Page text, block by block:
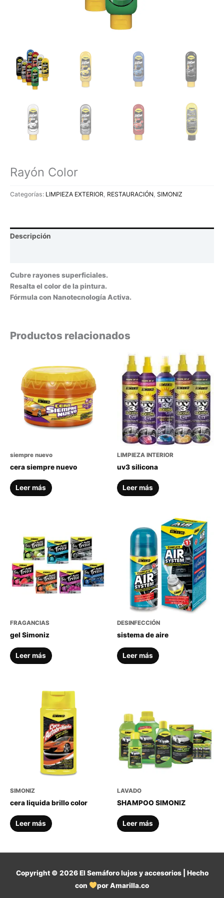
Rayón Color
Categorías: LIMPIEZA EXTERIOR RESTAURACIÓN SIMONIZ
Descripción
Cubre rayones superficiales.
Resalta el color de la pintura.
Fórmula con Nanotecnología Activa.
Productos relacionados
siempre nuevo
cera siempre nuevo
Leer más
LIMPIEZA INTERIOR
uv3 silicona
Leer más
FRAGANCIAS
gel Simoniz
Leer más
DESINFECCIÓN
sistema de aire
Leer más
SIMONIZ
cera liquida brillo color
Leer más
LAVADO
SHAMPOO SIMONIZ
Leer más
Copyright © 2026El Semáforo lujos y accesorios| Hecho
con
por Amarilla.co